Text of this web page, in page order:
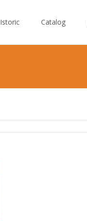
Istoric Catalog